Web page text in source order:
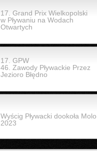
17. Grand Prix Wielkopolski
w Pływaniu na Wodach
Otwartych
17. GPW
46. Zawody Pływackie Przez
Jezioro Błędno
Wyścig Pływacki dookoła Molo
2023